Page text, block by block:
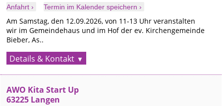
Anfahrt › Termin im Kalender speichern ›
Am Samstag, den 12.09.2026, von 11-13 Uhr veranstalten
wir im Gemeindehaus und im Hof der ev. Kirchengemeinde
Bieber, As..
Details & Kontakt
AWO Kita Start Up
63225 Langen